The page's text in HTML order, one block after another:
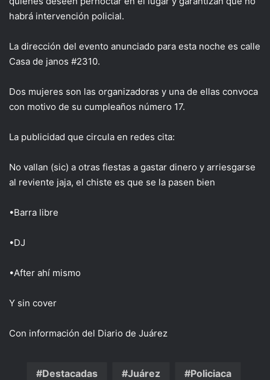
habrá intervención policial.
La dirección del evento anunciado para esta noche es calle
Casa de janos #2310.
Dos mujeres son las organizadoras y una de ellas convoca
con motivo de su cumpleaños número 17.
La publicidad que circula en redes cita:
No vallan (sic) a otras fiestas a gastar dinero y arriesgarse
al reviente jaja, el chiste es que se la pasen bien️
•Barra libre
•DJ
•After ahí mismo
Y sin cover
Con información del Diario de Juárez
Destacadas Juárez Policiaca